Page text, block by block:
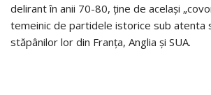
delirant în anii 70-80, ține de același
temeinic de partidele istorice sub atenta
stăpânilor lor din Franța, Anglia și SUA.